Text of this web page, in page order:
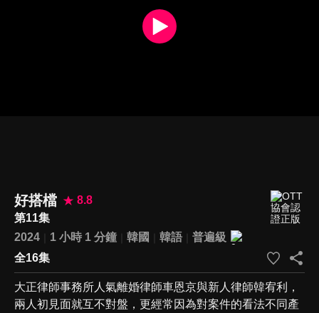
好搭檔
8.8
第11集
2024
1 小時 1 分鐘 韓國 韓語
普遍級
全16集
大正律師事務所人氣離婚律師車恩京與新人律師韓宥利，
兩人初見面就互不對盤，更經常因為對案件的看法不同產